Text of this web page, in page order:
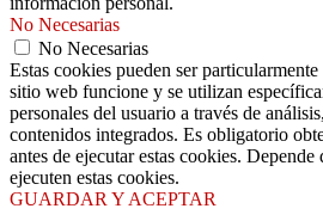
No Necesarias
No Necesarias
Estas cookies pueden ser
sitio web funcione y se utilizan
personales del usuario a través de
contenidos integrados. Es obligatorio
antes de ejecutar estas cookies.
ejecuten estas cookies.
GUARDAR Y ACEPTAR